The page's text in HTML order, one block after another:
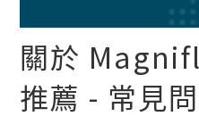
關於
推薦 - 常見